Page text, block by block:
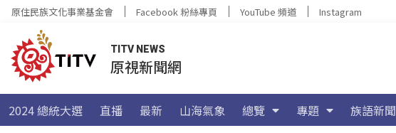
原住民族文化事業基金會 Facebook 粉絲專頁 YouTube 頻道 Instagram
TITV NEWS
原視新聞網
2024 總統大選 直播 最新 山海氣象 總覽 專題 族語新聞